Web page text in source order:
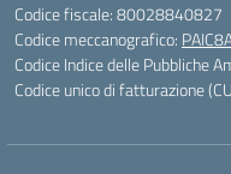
Codice fiscale: 80028840827
Codice meccanografico:
Codice Indice delle Pubbliche
Codice unico di fatturazione